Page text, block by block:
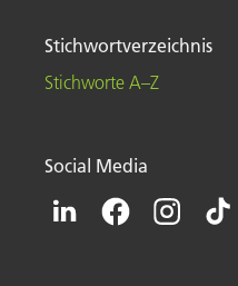
Stichwortverzeichnis
Stichworte A–Z
Social Media